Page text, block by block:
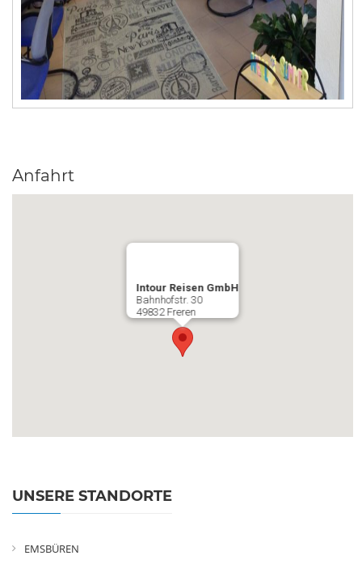
Anfahrt
Intour Reisen GmbH
Bahnhofstr. 30
49832 Freren
UNSERE STANDORTE
EMSBÜREN